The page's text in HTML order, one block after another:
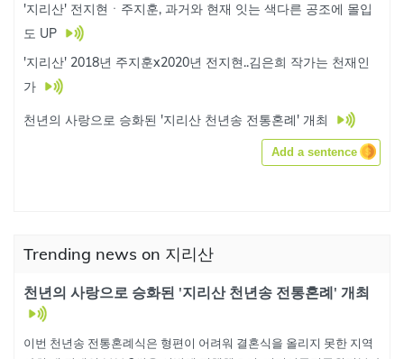
'지리산' 전지현ㆍ주지훈, 과거와 현재 잇는 색다른 공조에 몰입
도 UP
'지리산' 2018년 주지훈x2020년 전지현..김은희 작가는 천재인
가
천년의 사랑으로 승화된 '지리산 천년송 전통혼례' 개최
Add a sentence
Trending news on 지리산
천년의 사랑으로 승화된 '지리산 천년송 전통혼례' 개최
이번 천년송 전통혼례식은 형편이 어려워 결혼식을 올리지 못한 지역